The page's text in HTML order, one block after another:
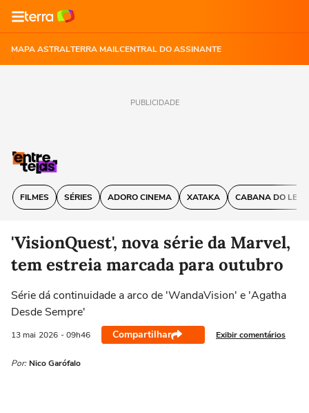
MAPA ASTRALTERRA MAILCENTRAL DO ASSINANTE
PUBLICIDADE
FILMES SÉRIES ADORO CINEMA XATAKA CABANA DO
'VisionQuest', nova série da Marvel,
tem estreia marcada para outubro
Série dá continuidade a arco de 'WandaVision' e 'Agatha
Desde Sempre'
13 mai 2026 - 09h46 Compartilhar Exibir comentários
Por: Nico Garófalo